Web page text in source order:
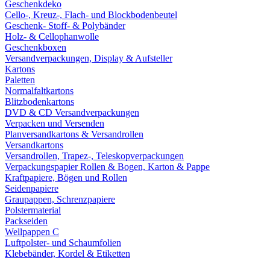
Geschenkdeko
Cello-, Kreuz-, Flach- und Blockbodenbeutel
Geschenk- Stoff- & Polybänder
Holz- & Cellophanwolle
Geschenkboxen
Versandverpackungen, Display & Aufsteller
Kartons
Paletten
Normalfaltkartons
Blitzbodenkartons
DVD & CD Versandverpackungen
Verpacken und Versenden
Planversandkartons & Versandrollen
Versandkartons
Versandrollen, Trapez-, Teleskopverpackungen
Verpackungspapier Rollen & Bogen, Karton & Pappe
Kraftpapiere, Bögen und Rollen
Seidenpapiere
Graupappen, Schrenzpapiere
Polstermaterial
Packseiden
Wellpappen C
Luftpolster- und Schaumfolien
Klebebänder, Kordel & Etiketten